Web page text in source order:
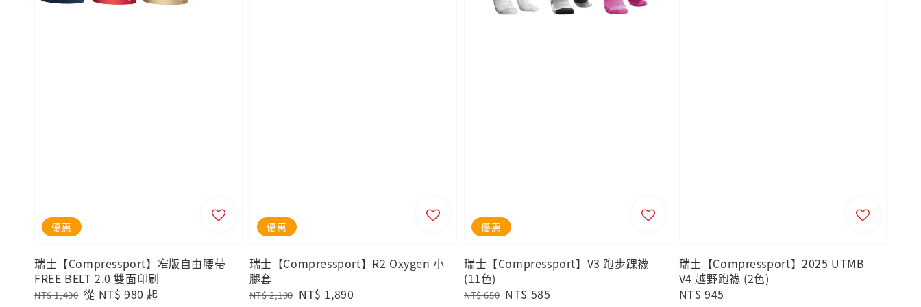
優惠
瑞士【Compressport】窄版自由腰帶
FREE BELT 2.0 雙面印刷
Regular
NT$ 1,400 Sale
從 NT$ 980 起
優惠
瑞士【Compressport】R2 Oxygen 小
腿套
Regular
NT$ 2,100 Sale
NT$ 1,890
優惠
瑞士【Compressport】V3 跑步踝襪
(11色)
Regular
NT$ 650 Sale
NT$ 585
瑞士【Compressport】2025 UTMB
V4 越野跑襪 (2色)
Regular
NT$ 945